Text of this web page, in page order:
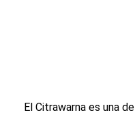
El Citrawarna es una